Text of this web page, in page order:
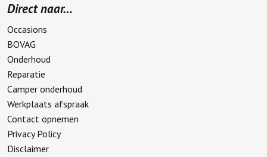
Direct naar…
Occasions
BOVAG
Onderhoud
Reparatie
Camper onderhoud
Werkplaats afspraak
Contact opnemen
Privacy Policy
Disclaimer